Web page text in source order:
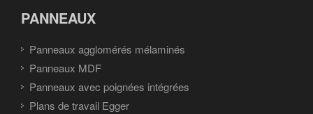
PANNEAUX
Panneaux agglomérés mélaminés
Panneaux MDF
Panneaux avec poignées intégrées
Plans de travail Egger